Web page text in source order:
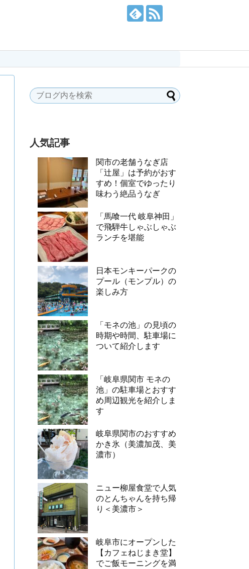
人気記事
関市の老舗うなぎ店
「辻屋」は予約がおす
すめ！個室でゆったり
味わう絶品うなぎ
「馬喰一代 岐阜神田」
で飛騨牛しゃぶしゃぶ
ランチを堪能
日本モンキーパークの
プール（モンプル）の
楽しみ方
「モネの池」の見頃の
時期や時間、駐車場に
ついて紹介します
「岐阜県関市 モネの
池」の駐車場とおすす
め周辺観光を紹介しま
す
岐阜県関市のおすすめ
かき氷（美濃加茂、美
濃市）
ニュー柳屋食堂で人気
のとんちゃんを持ち帰
り＜美濃市＞
岐阜市にオープンした
【カフェねじまき堂】
でご飯モーニングを満